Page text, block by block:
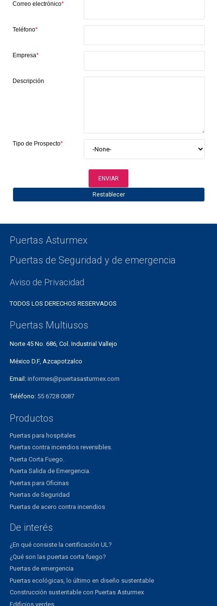
Correo electrónico*
Teléfono*
Empresa*
Descripción
Tipo de Prospecto*
Puertas Asturmex
Puertas de Seguridad y de emergencia
Aviso de Privacidad
TODOS LOS DERECHOS RESERVADOS
Puertas Multiusos
Norte 45 No. 686, Col. Industrial Vallejo
México D.F, Azcapotzalco
Email: informes@puertasasturmex.com
Teléfono: 55 6728 0087
Productos
Puertas para hospitales
Puertas contra incendios reversibles.
Puerta Corta Fuego.
Puerta Salida de Emergencia.
Puertas para Oficinas
Puertas de Seguridad
Puertas de acero contra incendios
De interés
¿En qué consiste la certificación UL?
¿Qué son las puertas corta fuego?
Puertas de emergencia
Puertas ecológicas, lo último en diseño sustentable
Construcción sustentable con Puertas Asturmex
Edificios verdes